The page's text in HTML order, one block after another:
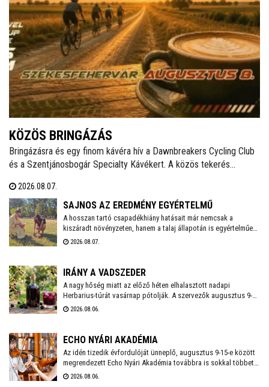
KÖZÖS BRINGÁZÁS
Bringázásra és egy finom kávéra hív a Dawnbreakers Cycling Club
és a Szentjánosbogár Specialty Kávékert. A közös tekerés
utcai vendéglátóhelytől, az ingyenes programhoz bármilyen
kerékpárral lehet csatlakozni.
2026.08.07.
SAJNOS AZ EREDMÉNY EGYÉRTELMŰ
A hosszan tartó csapadékhiány hatásait már nemcsak a
kiszáradt növényzeten, hanem a talaj állapotán is egyértelműen
mérni lehet. A Városgondnokság szakemberei talajnedvesség-
jelenlegi helyzetről.
2026.08.07.
IRÁNY A VADSZEDER
A nagy hőség miatt az előző héten elhalasztott nadapi
Herbarius-túrát vasárnap pótolják. A szervezők augusztus 9-én
várnak mindenkit, aki szívesen csatlakozna a programhoz, hogy
Nadapról indul, a részvételhez ezúttal is előzetes
2026.08.06.
ECHO NYÁRI AKADÉMIA
Az idén tizedik évfordulóját ünneplő, augusztus 9-15-e között
megrendezett Echo Nyári Akadémia továbbra is sokkal többet
kínál, mint egy hagyományos zenei mesterkurzus. A családias
2026.08.06.